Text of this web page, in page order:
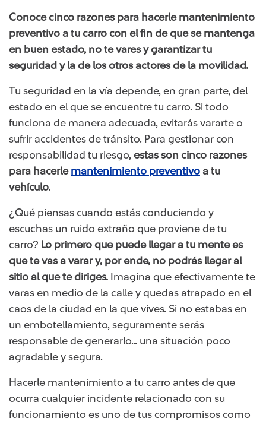
Conoce cinco razones para hacerle mantenimiento
preventivo a tu carro con el fin de que se mantenga
en buen estado, no te vares y garantizar tu
seguridad y la de los otros actores de la movilidad.
Tu seguridad en la vía depende, en gran parte, del
estado en el que se encuentre tu carro. Si todo
funciona de manera adecuada, evitarás vararte o
sufrir accidentes de tránsito. Para gestionar con
responsabilidad tu riesgo, estas son cinco razones
para hacerle mantenimiento preventivo a tu
vehículo.
¿Qué piensas cuando estás conduciendo y
escuchas un ruido extraño que proviene de tu
carro? Lo primero que puede llegar a tu mente es
que te vas a varar y, por ende, no podrás llegar al
sitio al que te diriges. Imagina que efectivamente te
varas en medio de la calle y quedas atrapado en el
caos de la ciudad en la que vives. Si no estabas en
un embotellamiento, seguramente serás
responsable de generarlo… una situación poco
agradable y segura.
Hacerle mantenimiento a tu carro antes de que
ocurra cualquier incidente relacionado con su
funcionamiento es uno de tus compromisos como